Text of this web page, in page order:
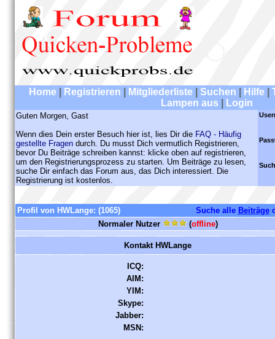
Home Registrieren Mitgliederliste Suchen Hilfe
Lampen aus
Login
Guten Morgen, Gast
Wenn dies Dein erster Besuch hier ist, lies Dir die FAQ - Häufig
gestellte Fragen durch. Du musst Dich vermutlich Registrieren,
bevor Du Beiträge schreiben kannst: klicke oben auf registrieren,
um den Registrierungsprozess zu starten. Um Beiträge zu lesen,
suche Dir einfach das Forum aus, das Dich interessiert. Die
Registrierung ist kostenlos.
Profil von HWLange: (1065) Suche alle Beiträge
Normaler Nutzer
(offline)
Kontakt HWLange
ICQ:
AIM:
YIM:
Skype:
Jabber:
MSN: